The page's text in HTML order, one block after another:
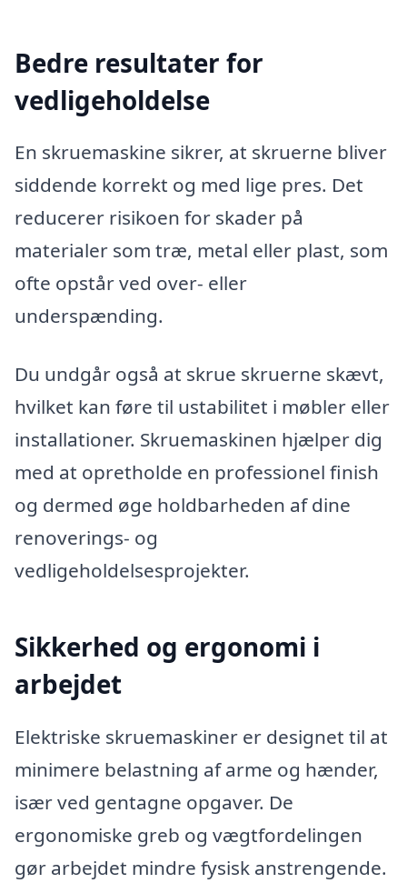
Bedre resultater for
vedligeholdelse
En skruemaskine sikrer, at skruerne bliver
siddende korrekt og med lige pres. Det
reducerer risikoen for skader på
materialer som træ, metal eller plast, som
ofte opstår ved over- eller
underspænding.
Du undgår også at skrue skruerne skævt,
hvilket kan føre til ustabilitet i møbler eller
installationer. Skruemaskinen hjælper dig
med at opretholde en professionel finish
og dermed øge holdbarheden af dine
renoverings- og
vedligeholdelsesprojekter.
Sikkerhed og ergonomi i
arbejdet
Elektriske skruemaskiner er designet til at
minimere belastning af arme og hænder,
især ved gentagne opgaver. De
ergonomiske greb og vægtfordelingen
gør arbejdet mindre fysisk anstrengende.